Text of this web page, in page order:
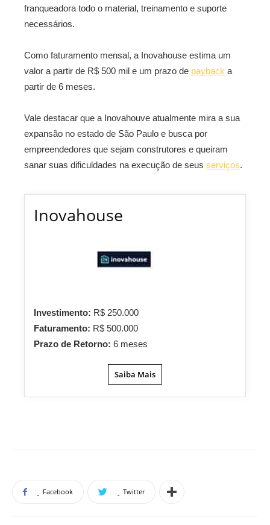
franqueadora todo o material, treinamento e suporte
necessários.
Como faturamento mensal, a Inovahouse estima um
valor a partir de R$ 500 mil e um prazo de payback a
partir de 6 meses.
Vale destacar que a Inovahouve atualmente mira a sua
expansão no estado de São Paulo e busca por
empreendedores que sejam construtores e queiram
sanar suas dificuldades na execução de seus serviços.
Inovahouse
Investimento: R$ 250.000
Faturamento: R$ 500.000
Prazo de Retorno: 6 meses
Saiba Mais
Facebook Twitter